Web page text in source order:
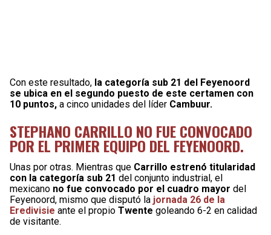
Con este resultado, la categoría sub 21 del Feyenoord
se ubica en el segundo puesto de este certamen con
10 puntos, a cinco unidades del líder Cambuur.
STEPHANO CARRILLO NO FUE CONVOCADO
POR EL PRIMER EQUIPO DEL FEYENOORD.
Unas por otras. Mientras que Carrillo estrenó titularidad
con la categoría sub 21 del conjunto industrial, el
mexicano no fue convocado por el cuadro mayor del
Feyenoord, mismo que disputó la jornada 26 de la
Eredivisie ante el propio Twente goleando 6-2 en calidad
de visitante.